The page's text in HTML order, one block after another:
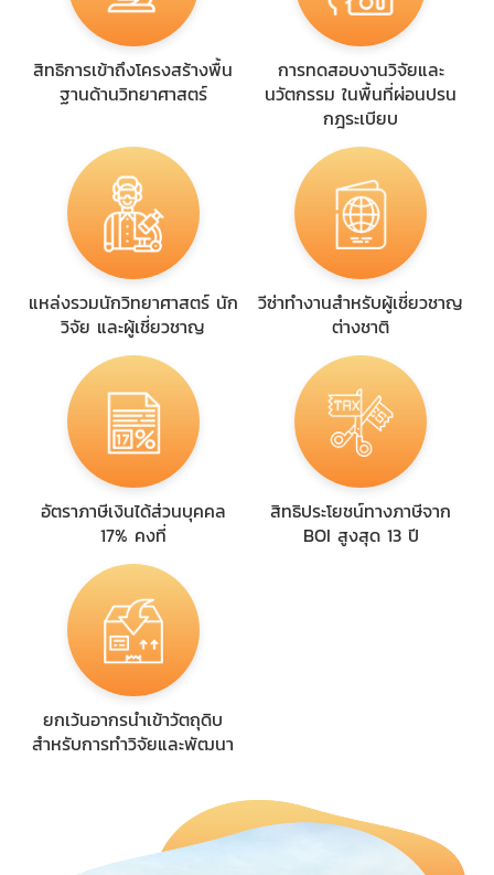
สิทธิการเข้าถึงโครงสร้างพื้น
ฐานด้านวิทยาศาสตร์
การทดสอบงานวิจัยและ
นวัตกรรม ในพื้นที่ผ่อนปรน
กฎระเบียบ
แหล่งรวมนักวิทยาศาสตร์ นัก
วิจัย และผู้เชี่ยวชาญ
วีซ่าทำงานสำหรับผู้เชี่ยวชาญ
ต่างชาติ
อัตราภาษีเงินได้ส่วนบุคคล
17% คงที่
สิทธิประโยชน์ทางภาษีจาก
BOI สูงสุด 13 ปี
ยกเว้นอากรนำเข้าวัตถุดิบ
สำหรับการทำวิจัยและพัฒนา